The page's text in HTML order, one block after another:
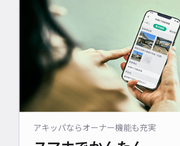
アキッパならオーナー機能も充実